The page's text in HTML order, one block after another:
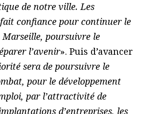
de notre ville. Les
confiance pour continuer le
Marseille, poursuivre le
l’avenir». Puis d’avancer
sera de poursuivre le
pour le développement
par l’attractivité de
d’entreprises, les